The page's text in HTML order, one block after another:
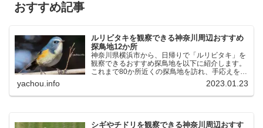
おすすめ記事
ルリビタキを観察できる神奈川周辺おすすめ
探鳥地12か所
神奈川県横浜市から、日帰りで「ルリビタキ」を
観察できるおすすめ探鳥地を以下に紹介します。
これまで80か所近くの探鳥地を訪れ、手応えを感
じた場所です。以下、★ が多いほど観察しやす
く、出現頻度が高いと感じた場所です。 北本自然
観察公園：埼玉県...
yachou.info 2023.01.23
シギやチドリを観察できる神奈川周辺おすす